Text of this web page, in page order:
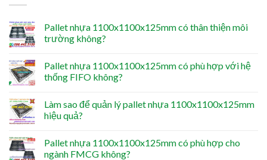
Pallet nhựa 1100x1100x125mm có thân thiện môi
trường không?
Pallet nhựa 1100x1100x125mm có phù hợp với hệ
thống FIFO không?
Làm sao để quản lý pallet nhựa 1100x1100x125mm
hiệu quả?
Pallet nhựa 1100x1100x125mm có phù hợp cho
ngành FMCG không?